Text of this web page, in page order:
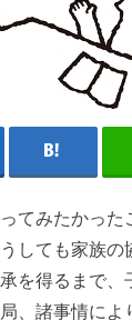
てみたかった
しても家族の
を得るまで、
、諸事情によ